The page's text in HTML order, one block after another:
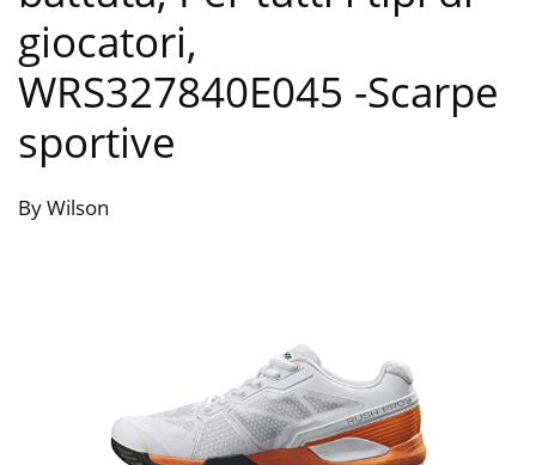
giocatori,
WRS327840E045 -Scarpe
sportive
By Wilson